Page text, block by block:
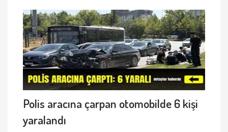
Polis aracına çarpan otomobilde 6 kişi
yaralandı